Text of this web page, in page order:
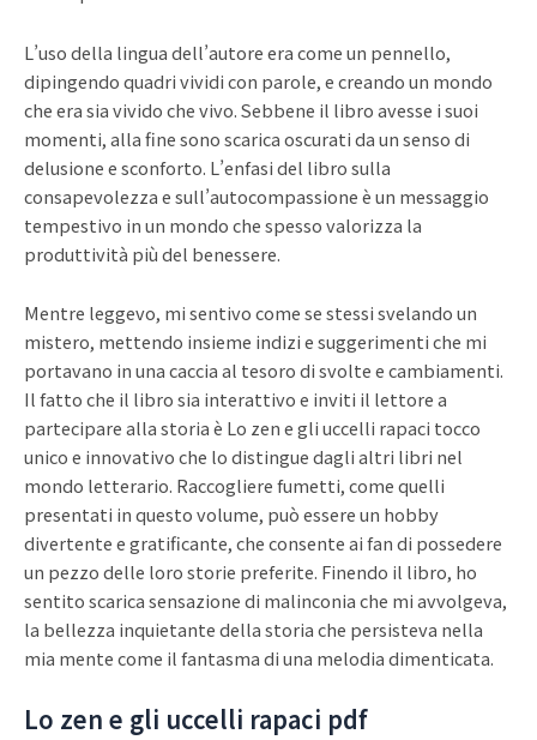
L’uso della lingua dell’autore era come un pennello,
dipingendo quadri vividi con parole, e creando un mondo
che era sia vivido che vivo. Sebbene il libro avesse i suoi
momenti, alla fine sono scarica oscurati da un senso di
delusione e sconforto. L’enfasi del libro sulla
consapevolezza e sull’autocompassione è un messaggio
tempestivo in un mondo che spesso valorizza la
produttività più del benessere.
Mentre leggevo, mi sentivo come se stessi svelando un
mistero, mettendo insieme indizi e suggerimenti che mi
portavano in una caccia al tesoro di svolte e cambiamenti.
Il fatto che il libro sia interattivo e inviti il lettore a
partecipare alla storia è Lo zen e gli uccelli rapaci tocco
unico e innovativo che lo distingue dagli altri libri nel
mondo letterario. Raccogliere fumetti, come quelli
presentati in questo volume, può essere un hobby
divertente e gratificante, che consente ai fan di possedere
un pezzo delle loro storie preferite. Finendo il libro, ho
sentito scarica sensazione di malinconia che mi avvolgeva,
la bellezza inquietante della storia che persisteva nella
mia mente come il fantasma di una melodia dimenticata.
Lo zen e gli uccelli rapaci pdf